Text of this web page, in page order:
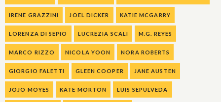
IRENE GRAZZINI JOEL DICKER KATIE MCGARRY
LORENZA DI SEPIO LUCREZIA SCALI M.G. REYES
MARCO RIZZO NICOLA YOON NORA ROBERTS
GIORGIO FALETTI GLEEN COOPER JANE AUSTEN
JOJO MOYES KATE MORTON LUIS SEPULVEDA